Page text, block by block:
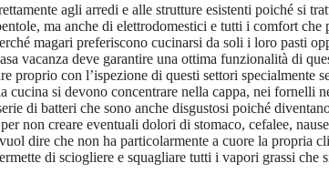
agli arredi e alle strutture esistenti poiché si
ma anche di elettrodomestici e tutti i comfort che
magari preferiscono cucinarsi da soli i loro pasti
vacanza deve garantire una ottima funzionalità di
proprio con l’ispezione di questi settori specialmente
cucina si devono concentrare nella cappa, nei fornelli
di batteri che sono anche disgustosi poiché
non creare eventuali dolori di stomaco, cefalee,
dire che non ha particolarmente a cuore la propria
di sciogliere e squagliare tutti i vapori grassi che